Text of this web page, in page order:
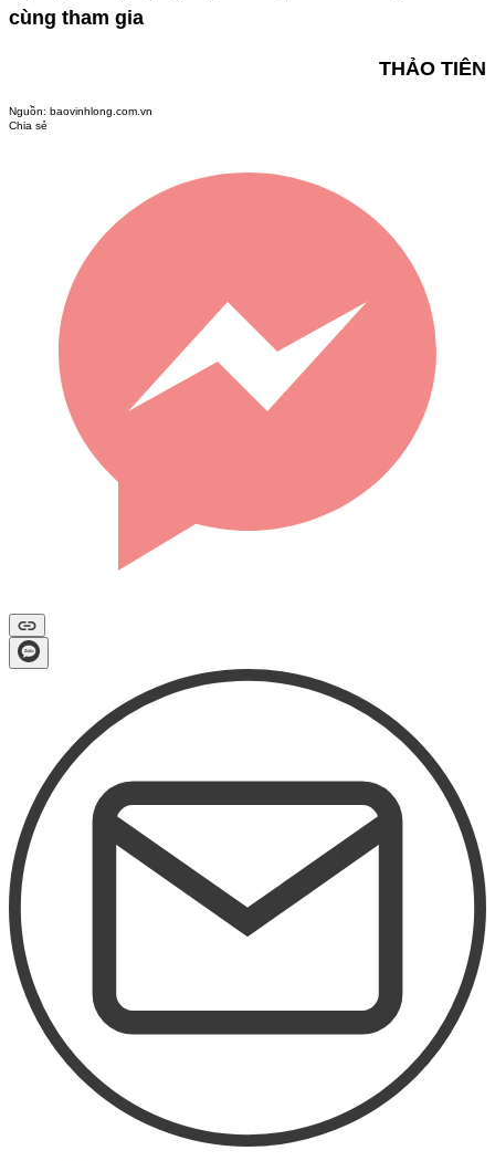
cùng tham gia
THẢO TIÊN
Nguồn: baovinhlong.com.vn
Chia sẻ